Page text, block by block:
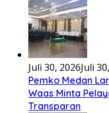
Juli 30, 2026Juli
Pemko Medan
Waas Minta
Transparan